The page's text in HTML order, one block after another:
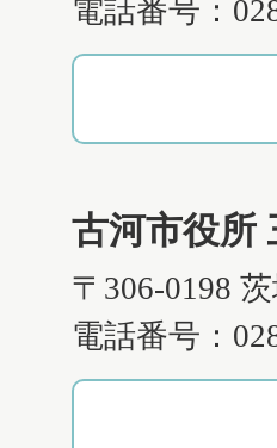
電話番号：
古河市役所
〒306-0198
電話番号：